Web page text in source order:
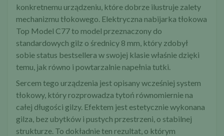
konkretnemu urządzeniu, które dobrze ilustruje zalety
mechanizmu tłokowego. Elektryczna nabijarka tłokowa
Top Model C77to model przeznaczony do
standardowych gilz o średnicy 8 mm, który zdobył
sobie status bestsellera w swojej klasie właśnie dzięki
temu, jak równo i powtarzalnie napełnia tutki.
Sercem tego urządzenia jest opisany wcześniej system
tłokowy, który rozprowadza tytoń równomiernie na
całej długości gilzy. Efektem jest estetycznie wykonana
gilza, bez ubytków i pustych przestrzeni, o stabilnej
strukturze. To dokładnie ten rezultat, o którym